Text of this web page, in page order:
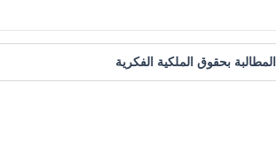
المطالبة بحقوق الملكية الفكرية